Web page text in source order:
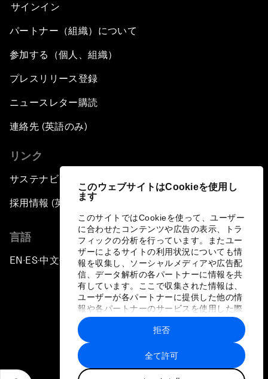
このウェブサイトはCookieを使用し
ます
このサイトではCookieを使って、ユーザー
に合わせたコンテンツや広告の表示、トラ
フィックの分析を行っています。またユー
ザーによるサイトの利用状況についても情
報を収集し、ソーシャルメディアや広告配
信、データ解析の各パートナーに情報を共
有しています。ここで収集された情報は、
ユーザーが各パートナーに提供した他の情
報や各パートナーのサービスを使用した際
に収集された情報と組み合わされ、各パー
トナーによって使用されることがありま
す。
全て許可
拒否
サインイン
パートナー（組織）について
参加する（個人、組織）
プレスリリース登録
ニュースレター購読
連絡先 (英語のみ)
リンク
サステナビリティへの取り組み
採用情報 (英語のみ)
言語
EN ▪ES▪中文▪ 日本語
プライバシーポリシーと利用規約
サイトマップ